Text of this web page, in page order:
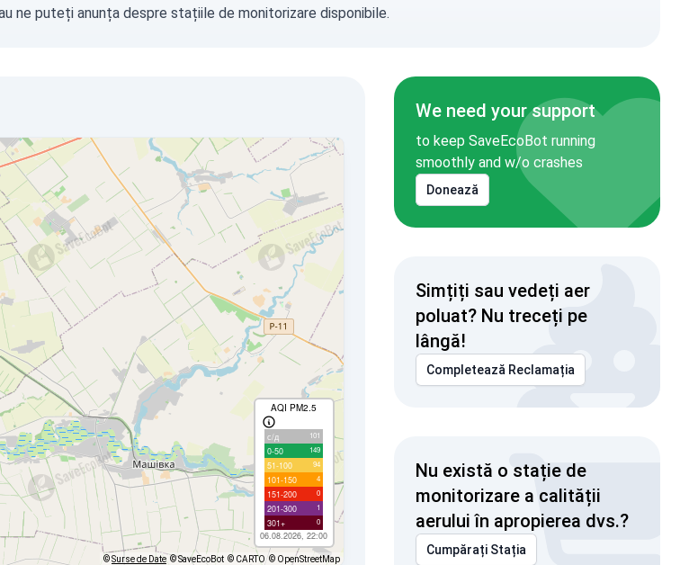
ne puteți anunțadespre stațiile de monitorizare disponibile.
AQI PM2.5
с/д 101
0-50 149
51-100 94
101-150 4
151-200 0
201-300 1
301+ 0
06.08.2026, 22:00
©Surse de Date © SaveEcoBot © CARTO © OpenStreetMap
We need your support
to keep SaveEcoBot running
smoothly and w/o crashes
Donează
Simțiți sau vedeți aer
poluat? Nu treceți pe
lângă!
Completează Reclamația
Nu există o stație de
monitorizare a calității
aerului în apropierea dvs.?
Cumpărați Stația